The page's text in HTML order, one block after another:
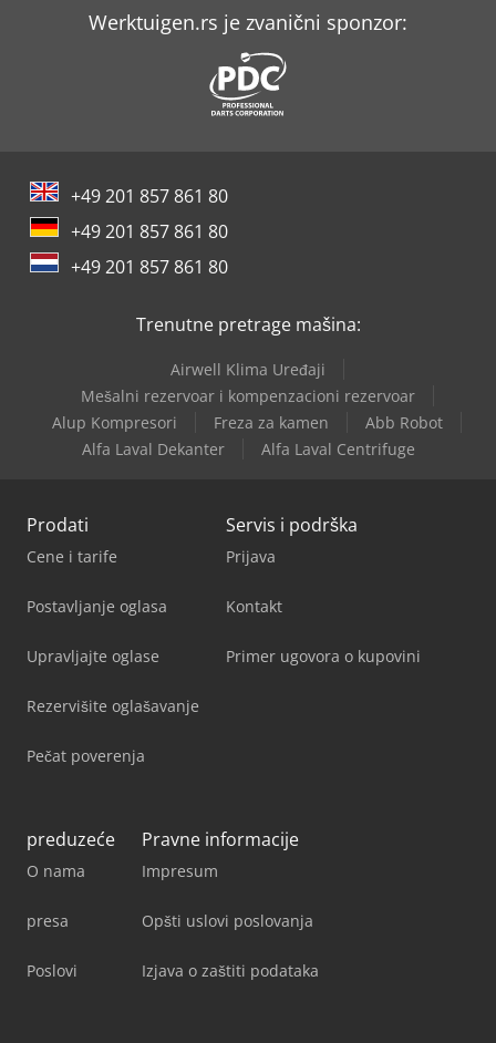
Werktuigen.rs je zvanični sponzor:
+49 201 857 861 80
+49 201 857 861 80
+49 201 857 861 80
Trenutne pretrage mašina:
Airwell Klima Uređaji
Mešalni rezervoar i kompenzacioni rezervoar
Alup Kompresori
Freza za kamen
Abb Robot
Alfa Laval Dekanter
Alfa Laval Centrifuge
Prodati
Cene i tarife
Postavljanje oglasa
Upravljajte oglase
Rezervišite oglašavanje
Pečat poverenja
Servis i podrška
Prijava
Kontakt
Primer ugovora o kupovini
preduzeće
O nama
presa
Poslovi
Pravne informacije
Impresum
Opšti uslovi poslovanja
Izjava o zaštiti podataka